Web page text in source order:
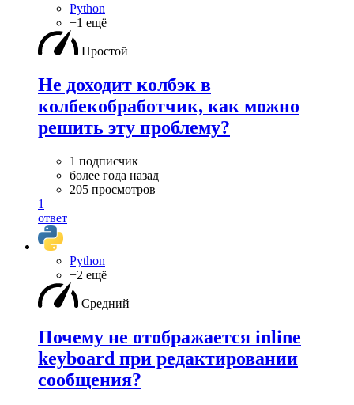
Python
+1 ещё
Простой
Не доходит колбэк в
колбекобработчик, как можно
решить эту проблему?
1 подписчик
более года назад
205 просмотров
1
ответ
Python
+2 ещё
Средний
Почему не отображается inline
keyboard при редактировании
сообщения?